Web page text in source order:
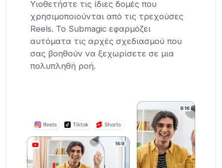
Υιοθετήστε τις ίδιες δομές που
χρησιμοποιούνται από τις τρεχούσες
Reels. Το Submagic εφαρμόζει
αυτόματα τις αρχές σχεδιασμού που
σας βοηθούν να ξεχωρίσετε σε μια
πολυπληθή ροή.